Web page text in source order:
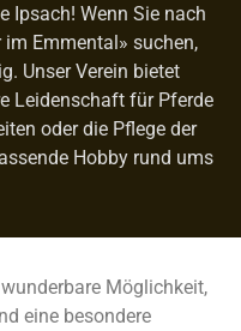
Ipsach! Wenn Sie nach
Emmental» suchen,
Unser Verein bietet
Leidenschaft für Pferde
oder die Pflege der
Hobby rund ums
Möglichkeit,
eine besondere